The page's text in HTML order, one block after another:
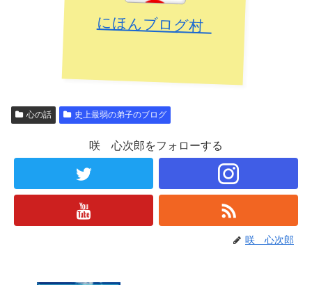
にほんブログ村
心の話 史上最弱の弟子のブログ
咲 心次郎をフォローする
咲 心次郎